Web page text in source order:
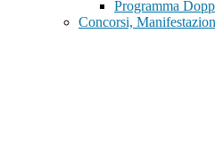
Programma
Concorsi,